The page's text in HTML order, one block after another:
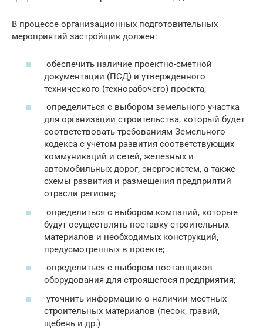
В процессе организационных подготовительных
мероприятий застройщик должен:
обеспечить наличие проектно-сметной
документации (ПСД) и утвержденного
технического (технорабочего) проекта;
определиться с выбором земельного участка
для организации строительства, который будет
соответствовать требованиям Земельного
кодекса с учётом развития соответствующих
коммуникаций и сетей, железных и
автомобильных дорог, энергосистем, а также
схемы развития и размещения предприятий
отрасли региона;
определиться с выбором компаний, которые
будут осуществлять поставку строительных
материалов и необходимых конструкций,
предусмотренных в проекте;
определиться с выбором поставщиков
оборудования для строящегося предприятия;
уточнить информацию о наличии местных
строительных материалов (песок, гравий,
щебень и др.)